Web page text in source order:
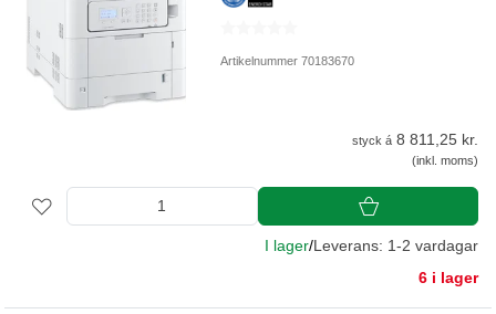
Artikelnummer 70183670
styck á 8 811,25 kr.
(inkl. moms)
I lager/Leverans: 1-2 vardagar
6 i lager